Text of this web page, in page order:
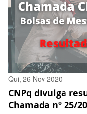
Qui, 26 Nov 2020
17:37:00 -0300
CNPq divulga
Chamada nº 25/